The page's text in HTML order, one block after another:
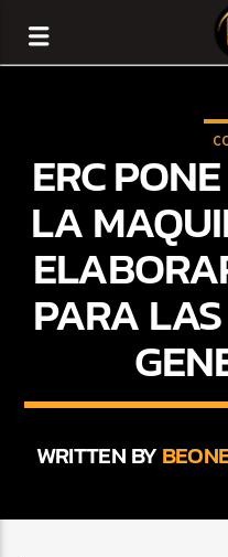
TITLE
ERC
LA
PARA
WRITTEN BY